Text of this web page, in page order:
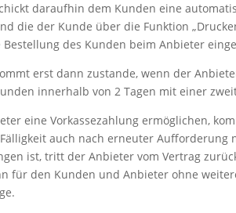
daraufhin dem Kunden eine
die der Kunde über die Funktion
Bestellung des Kunden beim Anbieter
erst dann zustande, wenn der
innerhalb von 2 Tagen mit einer
eine Vorkassezahlung ermöglichen,
auch nach erneuter
ist, tritt der Anbieter vom Vertrag
für den Kunden und Anbieter ohne